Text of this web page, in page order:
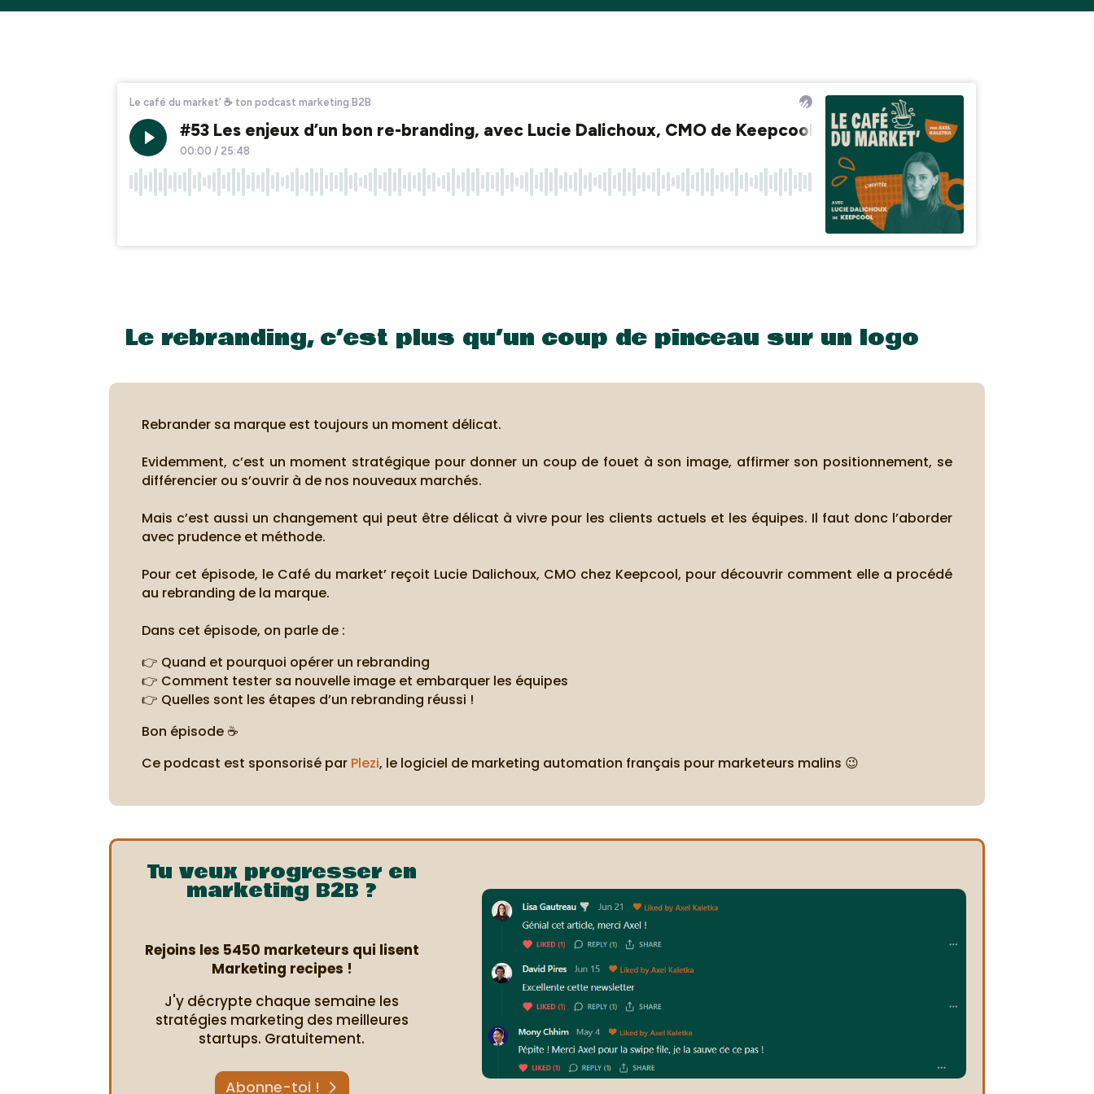
Le rebranding, c’est plus qu’un coup de pinceau sur un logo
Rebrander sa marque est toujours un moment délicat.
Evidemment, c’est un moment stratégique pour donner un coup de fouet à son image, affirmer son positionnement, se
différencier ou s’ouvrir à de nos nouveaux marchés.
Mais c’est aussi un changement qui peut être délicat à vivre pour les clients actuels et les équipes. Il faut donc l’aborder
avec prudence et méthode.
Pour cet épisode, le Café du market’ reçoit Lucie Dalichoux, CMO chez Keepcool, pour découvrir comment elle a procédé
au rebranding de la marque.
Dans cet épisode, on parle de :
👉 Quand et pourquoi opérer un rebranding
👉 Comment tester sa nouvelle image et embarquer les équipes
👉 Quelles sont les étapes d’un rebranding réussi !
Bon épisode ☕
Ce podcast est sponsorisé par Plezi, le logiciel de marketing automation français pour marketeurs malins 😉
Tu veux progresser en
marketing B2B ?
Rejoins les 5450 marketeurs qui lisent
Marketing recipes !
J'y décrypte chaque semaine les
stratégies marketing des meilleures
startups. Gratuitement.
Abonne-toi !